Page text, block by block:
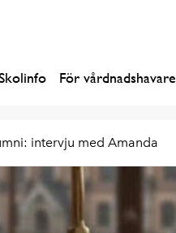
För vårdnadshavare
intervju med Amanda